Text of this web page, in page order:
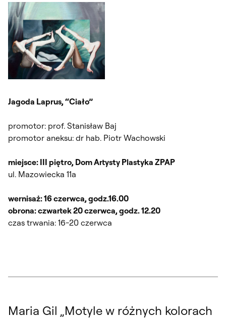
Jagoda Laprus, “Ciało”
promotor: prof. Stanisław Baj
promotor aneksu: dr hab. Piotr Wachowski
miejsce: III piętro, Dom Artysty Plastyka ZPAP
ul. Mazowiecka 11a
wernisaż: 16 czerwca, godz.16.00
obrona: czwartek 20 czerwca, godz. 12.20
czas trwania: 16-20 czerwca
Maria Gil „Motyle w różnych kolorach